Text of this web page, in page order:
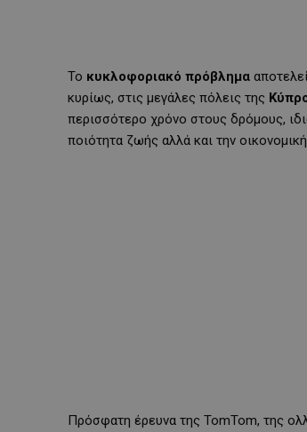
Το κυκλοφοριακό πρόβλημα
κυρίως, στις μεγάλες πόλεις της
περισσότερο χρόνο στους δρόμους,
ποιότητα ζωής αλλά και την
Πρόσφατη έρευνα της TomTom, της